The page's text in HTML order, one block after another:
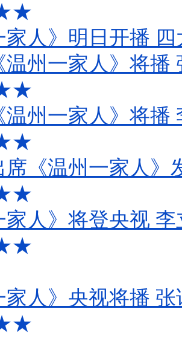
家人》明日开播
州一家人》将播
州一家人》将播
席《温州一家人》
家人》将登央视
家人》央视将播